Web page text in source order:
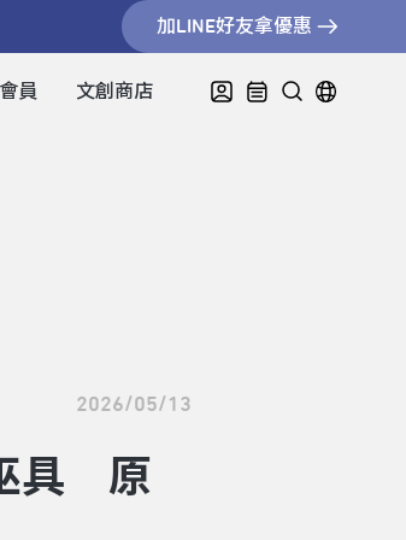
加LINE好友拿優惠
員 文創商店
2026/05/13
具 原